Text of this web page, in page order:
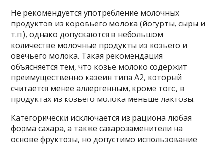
Не рекомендуется употребление молочных
продуктов из коровьего молока (йогурты, сыры и
т.п.), однако допускаются в небольшом
количестве молочные продукты из козьего и
овечьего молока. Такая рекомендация
объясняется тем, что козье молоко содержит
преимущественно казеин типа А2, который
считается менее аллергенным, кроме того, в
продуктах из козьего молока меньше лактозы.
Категорически исключается из рациона любая
форма сахара, а также сахарозаменители на
основе фруктозы, но допустимо использование